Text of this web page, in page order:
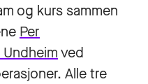
og kurs sammen
Per
Undheimved
Alle tre